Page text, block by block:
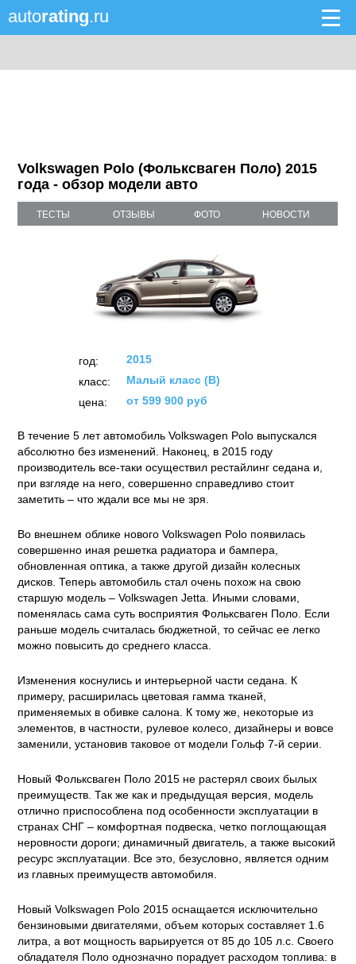
autorating.ru
Volkswagen Polo (Фольксваген Поло) 2015
года - обзор модели авто
ТЕСТЫ ОТЗЫВЫ ФОТО НОВОСТИ
год:
2015
класс:
Малый класс (B)
цена:
от 599 900 руб
В течение 5 лет автомобиль Volkswagen Polo выпускался
абсолютно без изменений. Наконец, в 2015 году
производитель все-таки осуществил рестайлинг седана и,
при взгляде на него, совершенно справедливо стоит
заметить – что ждали все мы не зря.
Во внешнем облике нового Volkswagen Polo появилась
совершенно иная решетка радиатора и бампера,
обновленная оптика, а также другой дизайн колесных
дисков. Теперь автомобиль стал очень похож на свою
старшую модель – Volkswagen Jetta. Иными словами,
поменялась сама суть восприятия Фольксваген Поло. Если
раньше модель считалась бюджетной, то сейчас ее легко
можно повысить до среднего класса.
Изменения коснулись и интерьерной части седана. К
примеру, расширилась цветовая гамма тканей,
применяемых в обивке салона. К тому же, некоторые из
элементов, в частности, рулевое колесо, дизайнеры и вовсе
заменили, установив таковое от модели Гольф 7-й серии.
Новый Фольксваген Поло 2015 не растерял своих былых
преимуществ. Так же как и предыдущая версия, модель
отлично приспособлена под особенности эксплуатации в
странах СНГ – комфортная подвеска, четко поглощающая
неровности дороги; динамичный двигатель, а также высокий
ресурс эксплуатации. Все это, безусловно, является одним
из главных преимуществ автомобиля.
Новый Volkswagen Polo 2015 оснащается исключительно
бензиновыми двигателями, объем которых составляет 1.6
литра, а вот мощность варьируется от 85 до 105 л.с. Своего
обладателя Поло однозначно порадует расходом топлива: в